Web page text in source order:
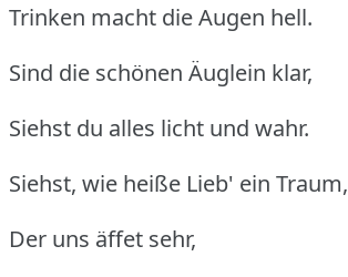
Trinken macht die Augen hell.
Sind die schönen Äuglein klar,
Siehst du alles licht und wahr.
Siehst, wie heiße Lieb' ein Traum,
Der uns äffet sehr,